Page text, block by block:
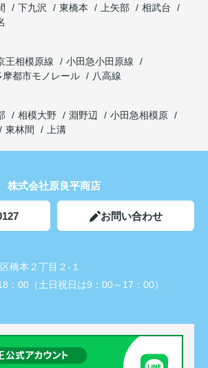
下九沢 東橋本 上矢部
相武台
王相模原線
小田急小田原線
摩都市モノレール
八高線
相模大野 淵野辺
小田急相模原
東林間 上溝
株式会社原良平商店
お問い合わせ
橋本２丁目２-１
：00（土日祝日は9：00～17：00）